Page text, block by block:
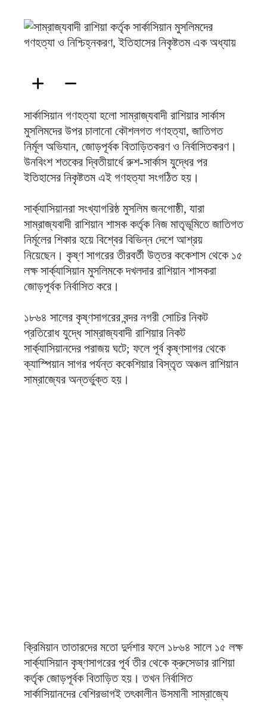
সার্কাসিয়ান গণহত্যা হলো সাম্রাজ্যবাদী রাশিয়ার সার্কাস
মুসলিমদের উপর চালানো কৌশলগত গণহত্যা, জাতিগত
নির্মূল অভিযান, জোড়পূর্বক বিতাড়িতকরণ ও নির্বাসিতকরণ।
উনবিংশ শতকের দ্বিতীয়ার্ধে রুশ-সার্কাস যুদ্ধের পর
ইতিহাসের নিকৃষ্টতম এই গণহত্যা সংগঠিত হয়।
সার্ক্যাসিয়ানরা সংখ্যাগরিষ্ঠ মুসলিম জনগোষ্ঠী, যারা
সাম্রাজ্যবাদী রাশিয়ান শাসক কর্তৃক নিজ মাতৃভূমিতে জাতিগত
নির্মূলের শিকার হয়ে বিশ্বের বিভিন্ন দেশে আশ্রয়
নিয়েছেন। কৃষ্ণ সাগরের তীরবর্তী উত্তর ককেশাস থেকে ১৫
লক্ষ সার্ক্যাসিয়ান মুসলিমকে দখলদার রাশিয়ান শাসকরা
জোড়পূর্বক নির্বাসিত করে।
১৮৬৪ সালের কৃষ্ণসাগরের বন্দর নগরী সোচির নিকট
প্রতিরোধ যুদ্ধে সাম্রাজ্যবাদী রাশিয়ার নিকট
সার্ক্যাসিয়ানদের পরাজয় ঘটে; ফলে পূর্ব কৃষ্ণসাগর থেকে
ক্যাস্পিয়ান সাগর পর্যন্ত ককেশিয়ার বিস্তৃত অঞ্চল রাশিয়ান
সাম্রাজ্যের অন্তর্ভুক্ত হয়।
ক্রিমিয়ান তাতারদের মতো দুর্দশার ফলে ১৮৬৪ সালে ১৫ লক্ষ
সার্ক্যাসিয়ান কৃষ্ণসাগরের পূর্ব তীর থেকে ক্রুসেডার রাশিয়া
কর্তৃক জোড়পূর্বক বিতাড়িত হয়। তখন নির্বাসিত
সার্কাসিয়ানদের বেশিরভাগই তৎকালীন উসমানী সাম্রাজ্যে